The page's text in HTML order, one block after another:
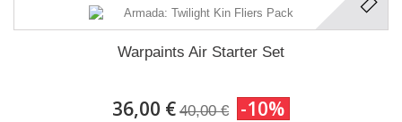
Warpaints Air Starter Set
36,00 € 40,00 € -10%